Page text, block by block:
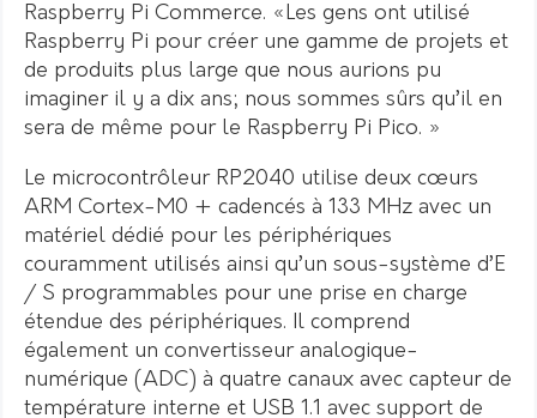
Raspberry Pi Commerce. «Les gens ont utilisé
Raspberry Pi pour créer une gamme de projets et
de produits plus large que nous aurions pu
imaginer il y a dix ans; nous sommes sûrs qu’il en
sera de même pour le Raspberry Pi Pico. »
Le microcontrôleur RP2040 utilise deux cœurs
ARM Cortex-M0 + cadencés à 133 MHz avec un
matériel dédié pour les périphériques
couramment utilisés ainsi qu’un sous-système d’E
/ S programmables pour une prise en charge
étendue des périphériques. Il comprend
également un convertisseur analogique-
numérique (ADC) à quatre canaux avec capteur de
température interne et USB 1.1 avec support de